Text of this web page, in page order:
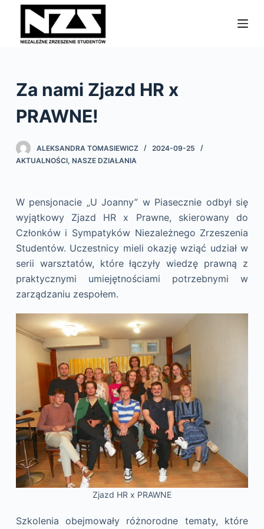
d
d
ś
c
Za nami Zjazd HR x
PRAWNE!
ALEKSANDRA TOMASIEWICZ
2024-09-25
AKTUALNOŚCI, NASZE DZIAŁANIA
W pensjonacie „U Joanny” w Piasecznie odbył się
wyjątkowy Zjazd HR x Prawne, skierowany do
Członków i Sympatyków Niezależnego Zrzeszenia
Studentów. Uczestnicy mieli okazję wziąć udział w
serii warsztatów, które łączyły wiedzę prawną z
praktycznymi umiejętnościami potrzebnymi w
zarządzaniu zespołem.
Zjazd HR x PRAWNE
Szkolenia obejmowały różnorodne tematy, które